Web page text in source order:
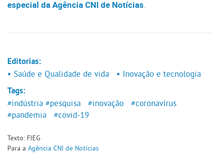
especial da Agência CNI de Notícias.
Editorias:
• Saúde e Qualidade de vida
• Inovação e tecnologia
Tags:
#indústria #pesquisa #inovação
#coronavírus
#pandemia
#covid-19
Texto: FIEG
Para a Agência CNI de Notícias